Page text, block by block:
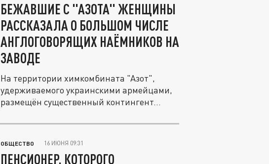
БЕЖАВШИЕ С "АЗОТА" ЖЕНЩИНЫ
РАССКАЗАЛА О БОЛЬШОМ ЧИСЛЕ
АНГЛОГОВОРЯЩИХ НАЁМНИКОВ НА
ЗАВОДЕ
На территории химкомбината "Азот",
удерживаемого украинскими армейцами,
размещён существенный контингент...
ОБЩЕСТВО 16 ИЮНЯ 09:31
ПЕНСИОНЕР, КОТОРОГО